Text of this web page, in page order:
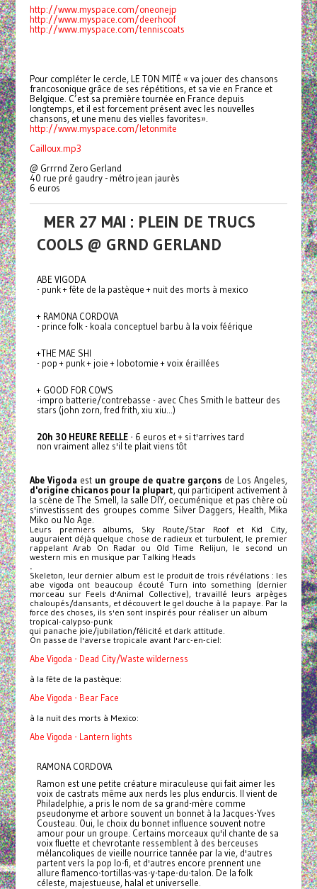
http://www.myspace.com/oneonejp
http://www.myspace.com/deerhoof
http://www.myspace.com/tenniscoats
Pour compléter le cercle, LE TON MITÉ « va jouer des chansons
francosonique grâce de ses répétitions, et sa vie en France et
Belgique. C’est sa première tournée en France depuis
longtemps, et il est forcement présent avec les nouvelles
chansons, et une menu des vielles favorites».
http://www.myspace.com/letonmite
Cailloux.mp3
@ Grrrnd Zero Gerland
40 rue pré gaudry - métro jean jaurès
6 euros
MER 27 MAI : PLEIN DE TRUCS
COOLS @ GRND GERLAND
ABE VIGODA
- punk + fête de la pastèque + nuit des morts à mexico
+ RAMONA CORDOVA
- prince folk - koala conceptuel barbu à la voix féérique
+THE MAE SHI
- pop + punk + joie + lobotomie + voix éraillées
+ GOOD FOR COWS
-impro batterie/contrebasse - avec Ches Smith le batteur des
stars (john zorn, fred frith, xiu xiu...)
20h 30 HEURE REELLE- 6 euros et + si t'arrives tard
non vraiment allez s'il te plait viens tôt
Abe Vigoda est un groupe de quatre garçons de Los Angeles,
d'origine chicanos pour la plupart, qui participent activement à
la scène de The Smell, la salle DIY, oecuménique et pas chère où
s'investissent des groupes comme Silver Daggers, Health, Mika
Miko ou No Age.
Leurs premiers albums, Sky Route/Star Roof et Kid City,
auguraient déjà quelque chose de radieux et turbulent, le premier
rappelant Arab On Radar ou Old Time Relijun, le second un
western mis en musique par Talking Heads
.
Skeleton, leur dernier album est le produit de trois révélations : les
abe vigoda ont beaucoup écouté Turn into something (dernier
morceau sur Feels d'Animal Collective), travaillé leurs arpèges
chaloupés/dansants, et découvert le gel douche à la papaye. Par la
force des choses, ils s'en sont inspirés pour réaliser un album
tropical-calypso-punk
qui panache joie/jubilation/félicité et dark attitude.
On passe de l'averse tropicale avant l'arc-en-ciel:
Abe Vigoda - Dead City/Waste wilderness
à la fête de la pastèque:
Abe Vigoda - Bear Face
à la nuit des morts à Mexico:
Abe Vigoda - Lantern lights
RAMONA CORDOVA
Ramon est une petite créature miraculeuse qui fait aimer les
voix de castrats même aux nerds les plus endurcis. Il vient de
Philadelphie, a pris le nom de sa grand-mère comme
pseudonyme et arbore souvent un bonnet à la Jacques-Yves
Cousteau. Oui, le choix du bonnet influence souvent notre
amour pour un groupe. Certains morceaux qu'il chante de sa
voix fluette et chevrotante ressemblent à des berceuses
mélancoliques de vieille nourrice tannée par la vie, d'autres
partent vers la pop lo-fi, et d'autres encore prennent une
allure flamenco-tortillas-vas-y-tape-du-talon. De la folk
céleste, majestueuse, halal et universelle.